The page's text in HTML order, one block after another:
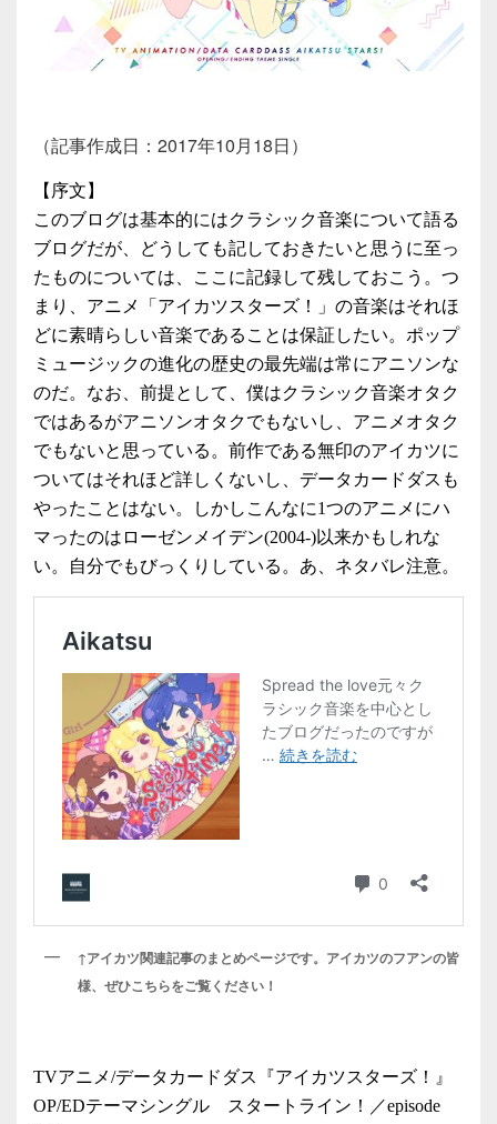
（記事作成日：2017年10月18日）
【序文】
このブログは基本的にはクラシック音楽について語る
ブログだが、どうしても記しておきたいと思うに至っ
たものについては、ここに記録して残しておこう。つ
まり、アニメ「アイカツスターズ！」の音楽はそれほ
どに素晴らしい音楽であることは保証したい。ポップ
ミュージックの進化の歴史の最先端は常にアニソンな
のだ。なお、前提として、僕はクラシック音楽オタク
ではあるがアニソンオタクでもないし、アニメオタク
でもないと思っている。前作である無印のアイカツに
ついてはそれほど詳しくないし、データカードダスも
やったことはない。しかしこんなに1つのアニメにハ
マったのはローゼンメイデン(2004-)以来かもしれな
い。自分でもびっくりしている。あ、ネタバレ注意。
↑アイカツ関連記事のまとめページです。アイカツのフアンの皆
様、ぜひこちらをご覧ください！
TVアニメ/データカードダス『アイカツスターズ！』
OP/EDテーマシングル スタートライン！／episode